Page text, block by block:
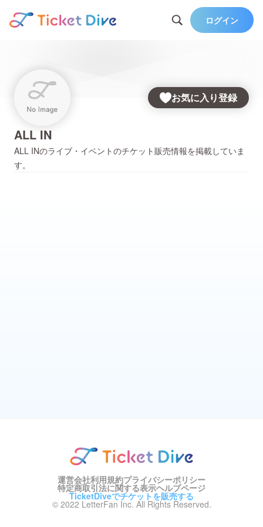
ログイン
お気に入り登録
ALL IN
ALL INのライブ・イベントのチケット販売情報を掲載していま
す。
運営会社利用規約プライバシーポリシー
特定商取引法に関する表示ヘルプページ
TicketDiveでチケットを販売する
© 2022 LetterFan Inc. All Rights Reserved.